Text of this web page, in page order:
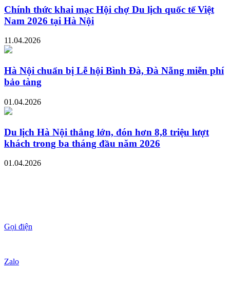
Chính thức khai mạc Hội chợ Du lịch quốc tế Việt
Nam 2026 tại Hà Nội
11.04.2026
Hà Nội chuẩn bị Lễ hội Bình Đà, Đà Nẵng miễn phí
bảo tàng
01.04.2026
Du lịch Hà Nội thắng lớn, đón hơn 8,8 triệu lượt
khách trong ba tháng đầu năm 2026
01.04.2026
Gọi điện
Zalo